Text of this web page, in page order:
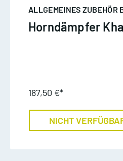
ALLGEMEINES ZUBEHÖR
Horndämpfer
187,50 €*
NICHT